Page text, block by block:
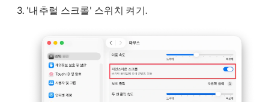
'내추럴 스크롤' 스위치 켜기.